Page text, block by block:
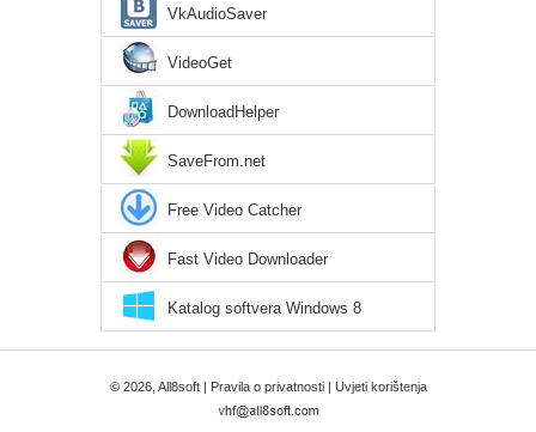
VkAudioSaver
VideoGet
DownloadHelper
SaveFrom.net
Free Video Catcher
Fast Video Downloader
Katalog softvera Windows 8
© 2026, All8soft | Pravila o privatnosti| Uvjeti korištenja